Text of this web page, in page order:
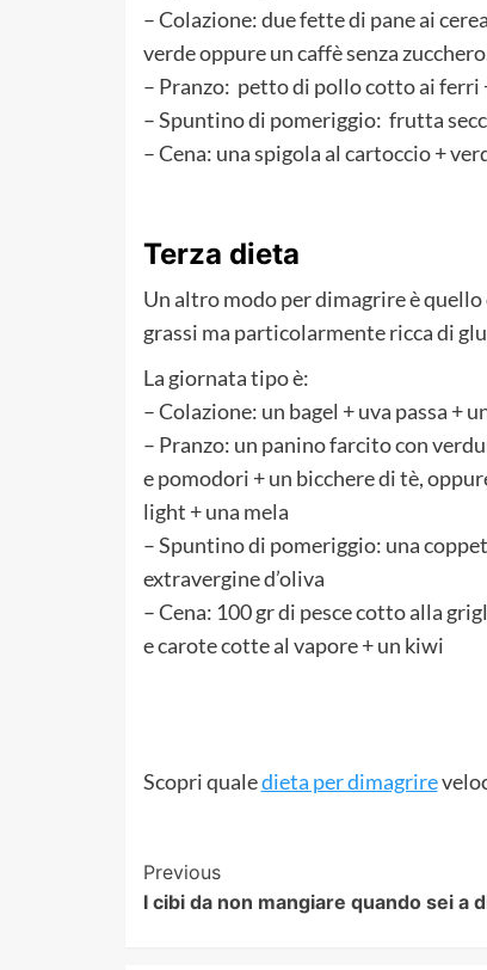
– Colazione: due fette di pane ai
verde oppure un caffè senza
– Pranzo: petto di pollo cotto ai
– Spuntino di pomeriggio: frutta
– Cena: una spigola al cartoccio +
Terza dieta
Un altro modo per dimagrire è
grassi ma particolarmente ricca di
La giornata tipo è:
– Colazione: un bagel + uva passa +
– Pranzo: un panino farcito con
e pomodori + un bicchere di tè,
light + una mela
– Spuntino di pomeriggio: una
extravergine d’oliva
– Cena: 100 gr di pesce cotto alla
e carote cotte al vapore + un kiwi
Scopri qualedieta per dimagrire
Post
Navigation
Previous
I cibi da non mangiare quando sei a